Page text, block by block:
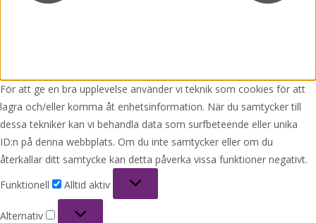
För att ge en bra upplevelse använder vi teknik som cookies för att
lagra och/eller komma åt enhetsinformation. När du samtycker till
dessa tekniker kan vi behandla data som surfbeteende eller unika
ID:n på denna webbplats. Om du inte samtycker eller om du
återkallar ditt samtycke kan detta påverka vissa funktioner negativt.
Funktionell
Alltid aktiv
Alternativ